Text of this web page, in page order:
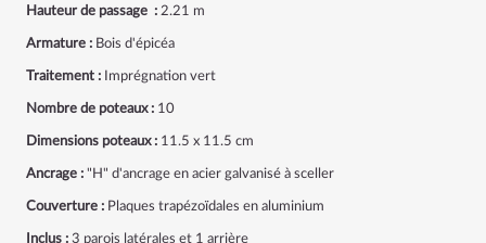
Hauteur de passage : 2.21 m
Armature : Bois d'épicéa
Traitement : Imprégnation vert
Nombre de poteaux : 10
Dimensions poteaux : 11.5 x 11.5 cm
Ancrage : "H" d'ancrage en acier galvanisé à sceller
Couverture : Plaques trapézoïdales en aluminium
Inclus : 3 parois latérales et 1 arrière